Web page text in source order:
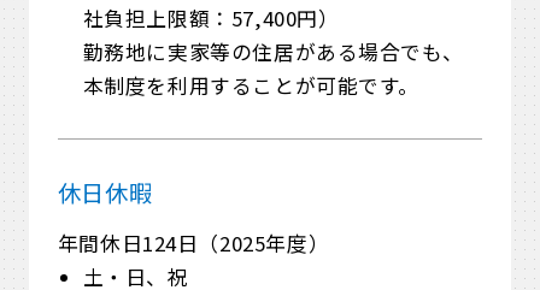
社負担上限額：57,400円）
勤務地に実家等の住居がある場合でも、
本制度を利用することが可能です。
休日休暇
年間休日124日（2025年度）
土・日、祝